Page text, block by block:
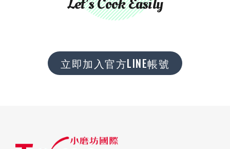
立即加入官方LINE帳號